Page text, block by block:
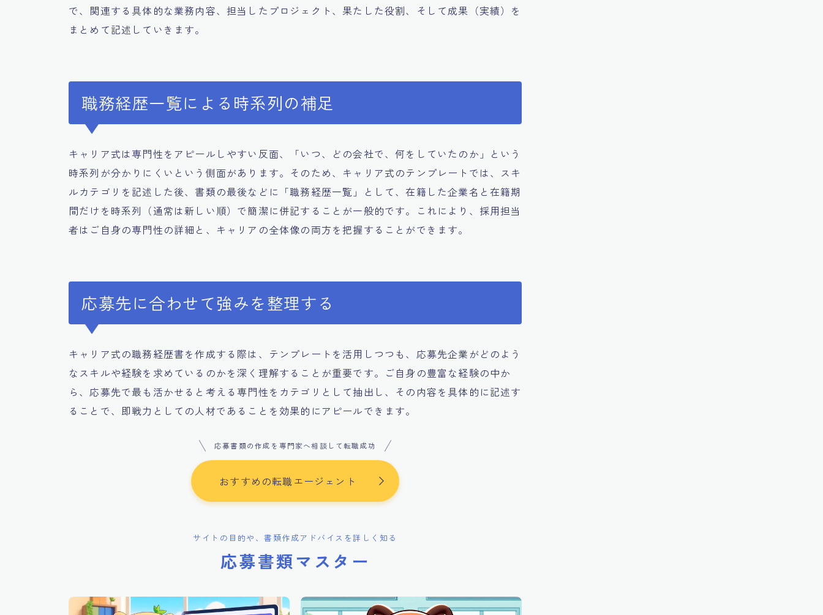
で、関連する具体的な業務内容、担当したプロジェクト、果たした役割、そして成果（実績）を
まとめて記述していきます。
職務経歴一覧による時系列の補足
キャリア式は専門性をアピールしやすい反面、「いつ、どの会社で、何をしていたのか」という
時系列が分かりにくいという側面があります。そのため、キャリア式のテンプレートでは、スキ
ルカテゴリを記述した後、書類の最後などに「職務経歴一覧」として、在籍した企業名と在籍期
間だけを時系列（通常は新しい順）で簡潔に併記することが一般的です。これにより、採用担当
者はご自身の専門性の詳細と、キャリアの全体像の両方を把握することができます。
応募先に合わせて強みを整理する
キャリア式の職務経歴書を作成する際は、テンプレートを活用しつつも、応募先企業がどのよう
なスキルや経験を求めているのかを深く理解することが重要です。ご自身の豊富な経験の中か
ら、応募先で最も活かせると考える専門性をカテゴリとして抽出し、その内容を具体的に記述す
ることで、即戦力としての人材であることを効果的にアピールできます。
応募書類の作成を専門家へ相談して転職成功
おすすめの転職エージェント
サイトの目的や、書類作成アドバイスを詳しく知る
応募書類マスター